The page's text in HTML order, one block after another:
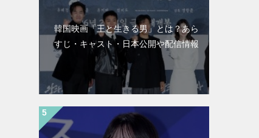
韓国映画「王と生きる男」とは？あら
すじ・キャスト・日本公開や配信情報